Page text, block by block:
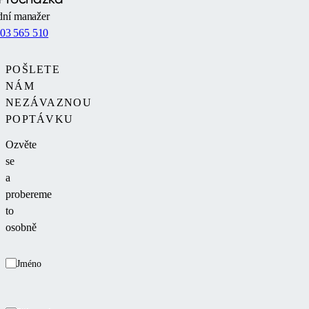
POŠLETE
NÁM
NEZÁVAZNOU
POPTÁVKU
Ozvěte
se
a
probereme
to
osobně
Jméno
manažer
565 510